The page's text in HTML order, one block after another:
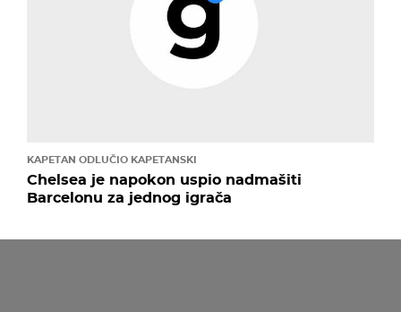
KAPETAN ODLUČIO KAPETANSKI
Chelsea je napokon uspio nadmašiti
Barcelonu za jednog igrača